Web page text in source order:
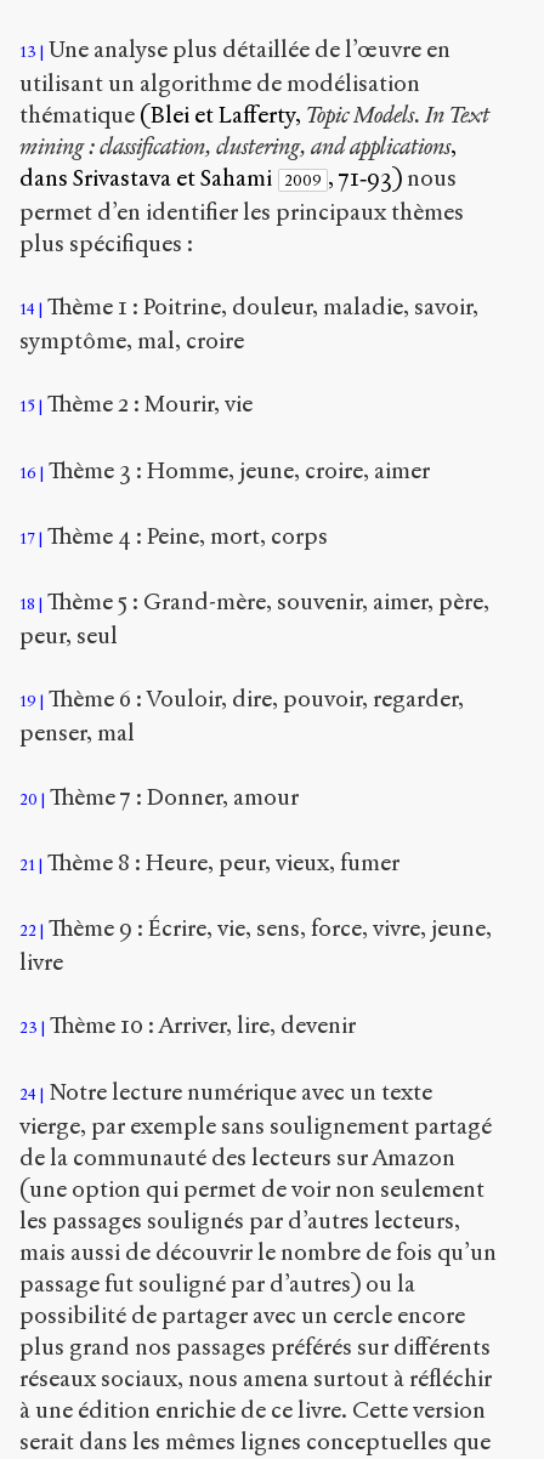
13
Une analyse plus détaillée de l’œuvre en
utilisant un algorithme de modélisation
thématique (Blei et Lafferty, Topic Models. In Text
mining : classification, clustering, and applications,
dans Srivastava et Sahami 2009 , 71‑93)nous
permet d’en identifier les principaux thèmes
plus spécifiques :
14
Thème 1 : Poitrine, douleur, maladie, savoir,
symptôme, mal, croire
15 Thème 2 : Mourir, vie
16 Thème 3 : Homme, jeune, croire, aimer
17 Thème 4 : Peine, mort, corps
18
Thème 5 : Grand-mère, souvenir, aimer, père,
peur, seul
19
Thème 6 : Vouloir, dire, pouvoir, regarder,
penser, mal
20 Thème 7 : Donner, amour
21 Thème 8 : Heure, peur, vieux, fumer
22 Thème 9 : Écrire, vie, sens, force, vivre, jeune,
livre
23 Thème 10 : Arriver, lire, devenir
24
Notre lecture numérique avec un texte
vierge, par exemple sans soulignement partagé
de la communauté des lecteurs sur Amazon
(une option qui permet de voir non seulement
les passages soulignés par d’autres lecteurs,
mais aussi de découvrir le nombre de fois qu’un
passage fut souligné par d’autres) ou la
possibilité de partager avec un cercle encore
plus grand nos passages préférés sur différents
réseaux sociaux, nous amena surtout à réfléchir
à une édition enrichie de ce livre. Cette version
serait dans les mêmes lignes conceptuelles que